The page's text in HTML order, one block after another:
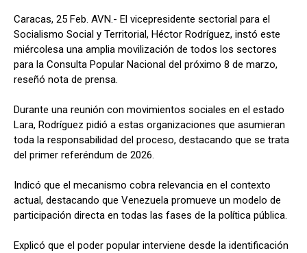
Caracas, 25 Feb. AVN.- El vicepresidente sectorial para el
Socialismo Social y Territorial, Héctor Rodríguez, instó este
miércolesa una amplia movilización de todos los sectores
para la Consulta Popular Nacional del próximo 8 de marzo,
reseñó nota de prensa.
Durante una reunión con movimientos sociales en el estado
Lara, Rodríguez pidió a estas organizaciones que asumieran
toda la responsabilidad del proceso, destacando que se trata
del primer referéndum de 2026.
Indicó que el mecanismo cobra relevancia en el contexto
actual, destacando que Venezuela promueve un modelo de
participación directa en todas las fases de la política pública.
Explicó que el poder popular interviene desde la identificación